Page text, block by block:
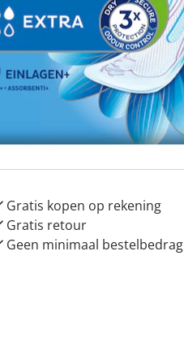
voor
& Comfort”
Gratis kopen op rekening
Gratis retour
Geen minimaal bestelbedrag